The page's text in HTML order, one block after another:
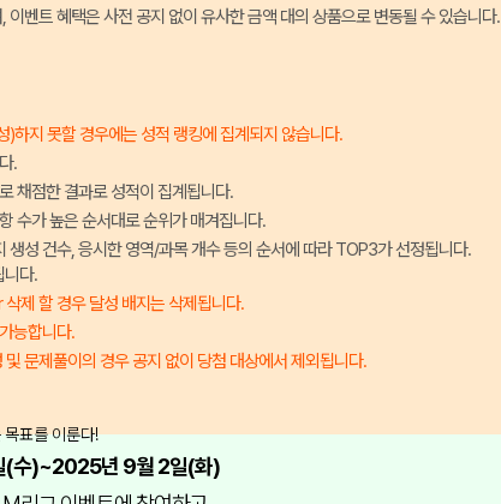
이벤트 혜택은 사전 공지 없이 유사한 금액 대의 상품으로 변동될 수 있습니다.
하지 못할 경우에는 성적 랭킹에 집계되지 않습니다.
.
채점한 결과로 성적이 집계됩니다.
수가 높은 순서대로 순위가 매겨집니다.
생성 건수, 응시한 영역/과목 개수 등의 순서에 따라 TOP3가 선정됩니다.
니다.
제 할 경우 달성 배지는 삭제됩니다.
능합니다.
문제풀이의 경우 공지 없이 당첨 대상에서 제외됩니다.
수)~2025년 9월 2일(화)